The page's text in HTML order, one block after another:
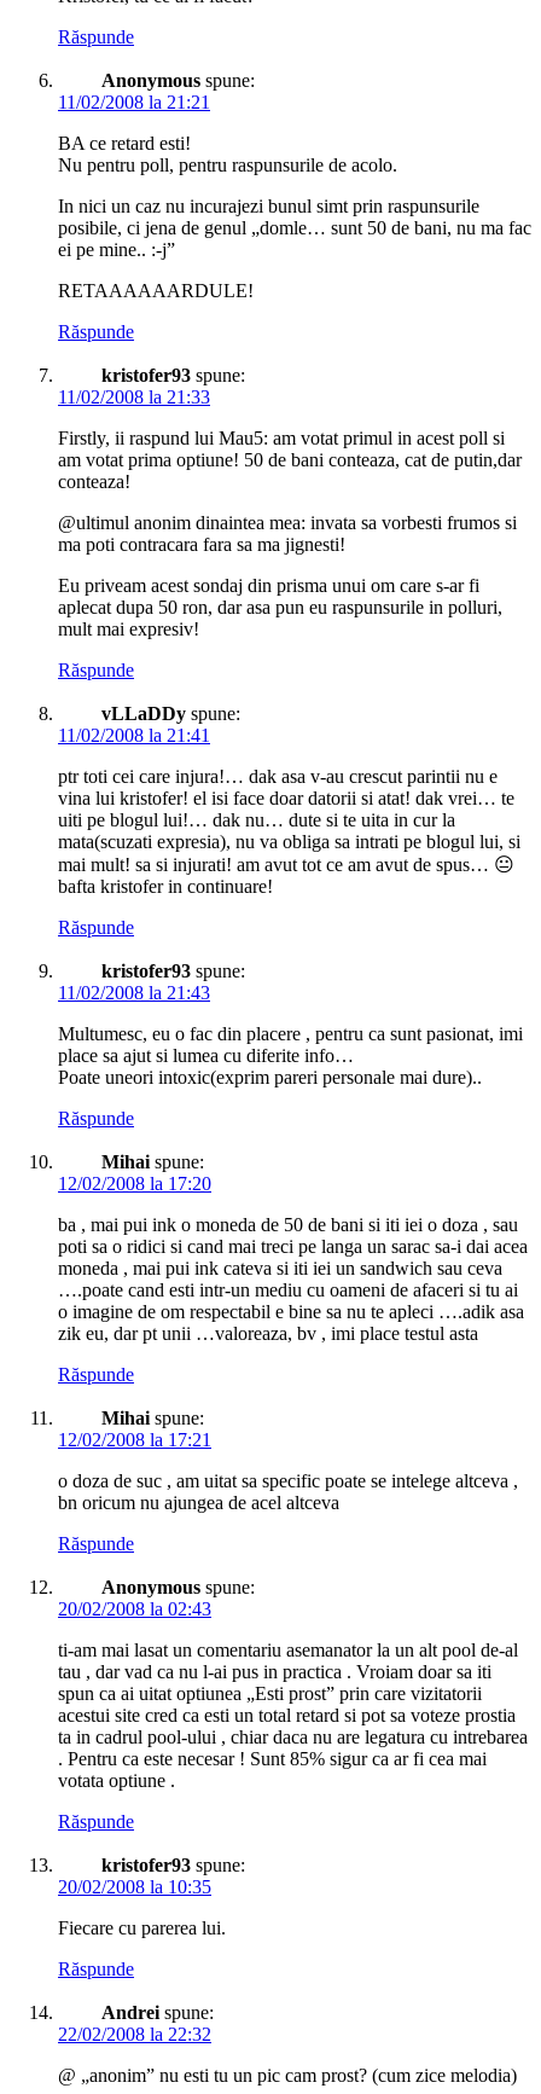
Răspunde
Anonymous spune:
11/02/2008 la 21:21
BA ce retard esti!
Nu pentru poll, pentru raspunsurile de acolo.
In nici un caz nu incurajezi bunul simt prin raspunsurile
posibile, ci jena de genul „domle… sunt 50 de bani, nu ma fac
ei pe mine.. :-j”
RETAAAAAARDULE!
Răspunde
kristofer93 spune:
11/02/2008 la 21:33
Firstly, ii raspund lui Mau5: am votat primul in acest poll si
am votat prima optiune! 50 de bani conteaza, cat de putin,dar
conteaza!
@ultimul anonim dinaintea mea: invata sa vorbesti frumos si
ma poti contracara fara sa ma jignesti!
Eu priveam acest sondaj din prisma unui om care s-ar fi
aplecat dupa 50 ron, dar asa pun eu raspunsurile in polluri,
mult mai expresiv!
Răspunde
vLLaDDy spune:
11/02/2008 la 21:41
ptr toti cei care injura!… dak asa v-au crescut parintii nu e
vina lui kristofer! el isi face doar datorii si atat! dak vrei… te
uiti pe blogul lui!… dak nu… dute si te uita in cur la
mata(scuzati expresia), nu va obliga sa intrati pe blogul lui, si
mai mult! sa si injurati! am avut tot ce am avut de spus… 😐
bafta kristofer in continuare!
Răspunde
kristofer93 spune:
11/02/2008 la 21:43
Multumesc, eu o fac din placere , pentru ca sunt pasionat, imi
place sa ajut si lumea cu diferite info…
Poate uneori intoxic(exprim pareri personale mai dure)..
Răspunde
Mihai spune:
12/02/2008 la 17:20
ba , mai pui ink o moneda de 50 de bani si iti iei o doza , sau
poti sa o ridici si cand mai treci pe langa un sarac sa-i dai acea
moneda , mai pui ink cateva si iti iei un sandwich sau ceva
….poate cand esti intr-un mediu cu oameni de afaceri si tu ai
o imagine de om respectabil e bine sa nu te apleci ….adik asa
zik eu, dar pt unii …valoreaza, bv , imi place testul asta
Răspunde
Mihai spune:
12/02/2008 la 17:21
o doza de suc , am uitat sa specific poate se intelege altceva ,
bn oricum nu ajungea de acel altceva
Răspunde
Anonymous spune:
20/02/2008 la 02:43
ti-am mai lasat un comentariu asemanator la un alt pool de-al
tau , dar vad ca nu l-ai pus in practica . Vroiam doar sa iti
spun ca ai uitat optiunea „Esti prost” prin care vizitatorii
acestui site cred ca esti un total retard si pot sa voteze prostia
ta in cadrul pool-ului , chiar daca nu are legatura cu intrebarea
. Pentru ca este necesar ! Sunt 85% sigur ca ar fi cea mai
votata optiune .
Răspunde
kristofer93 spune:
20/02/2008 la 10:35
Fiecare cu parerea lui.
Răspunde
Andrei spune:
22/02/2008 la 22:32
@ „anonim” nu esti tu un pic cam prost? (cum zice melodia)